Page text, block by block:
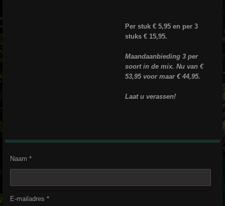
Per stuk € 5,95 en per 3
stuks € 15,95.
Maandaanbieding 3 per
soort in de mix. Nu van €
53,95 voor maar € 44,95.
Laat u verassen!
Naam *
E-mailadres *